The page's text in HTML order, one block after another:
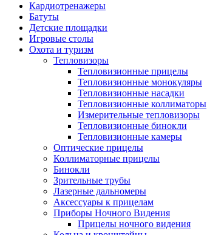
Кардиотренажеры
Батуты
Детские площадки
Игровые столы
Охота и туризм
Тепловизоры
Тепловизионные прицелы
Тепловизионные монокуляры
Тепловизионные насадки
Тепловизионные коллиматоры
Измерительные тепловизоры
Тепловизионные бинокли
Тепловизионные камеры
Оптические прицелы
Коллиматорные прицелы
Бинокли
Зрительные трубы
Лазерные дальномеры
Аксессуары к прицелам
Приборы Ночного Видения
Прицелы ночного видения